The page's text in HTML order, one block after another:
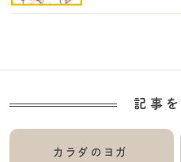
記事
カラダのヨガ